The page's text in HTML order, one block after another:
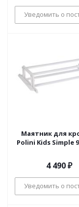
Уведомить о
Маятник для
Polini Kids Simple
4 490₽
Уведомить о